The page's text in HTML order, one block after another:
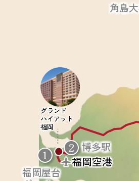
1
福岡屋台
2 博多駅
角島
グランド
ハイアット
福岡
福岡空港